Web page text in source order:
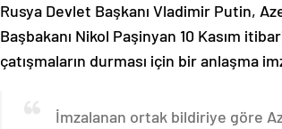
Rusya Devlet Başkanı Vladimir Putin,
Başbakanı Nikol Paşinyan 10 Kasım
çatışmaların durması için bir anlaşma
İmzalanan ortak bildiriye göre